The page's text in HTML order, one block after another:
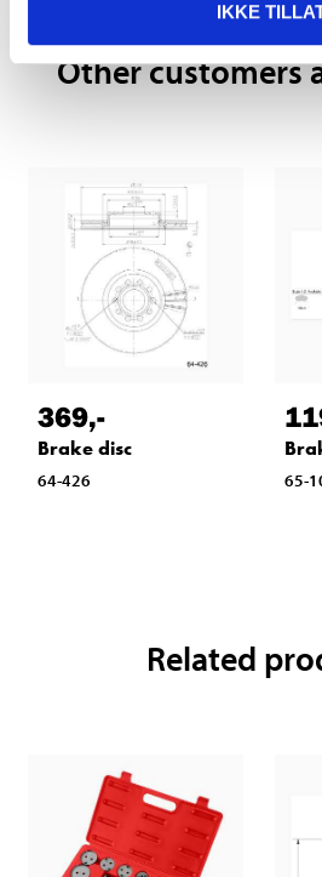
IKKE
Other customers
369,-
Brake disc
64-426 65-
Related